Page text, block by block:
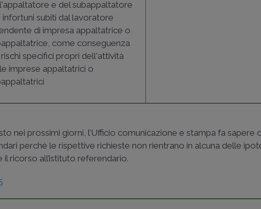
e del subappaltatore
infortuni subiti dal lavoratore
di impresa appaltatrice o
come conseguenza
specifici propri dell'attività
imprese appaltatrici o
nei prossimi giorni, l’Ufficio comunicazione e stampa fa sapere
perché le rispettive richieste non rientrano in alcuna delle
ricorso all’istituto referendario.